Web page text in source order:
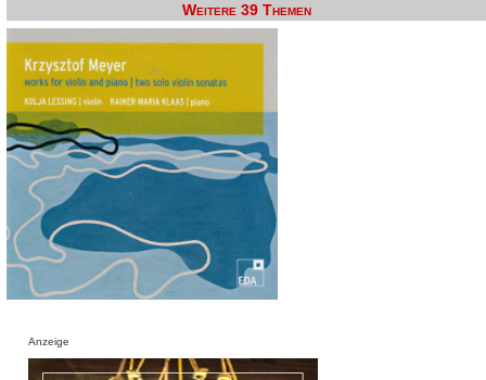
Weitere 39 Themen
Anzeige